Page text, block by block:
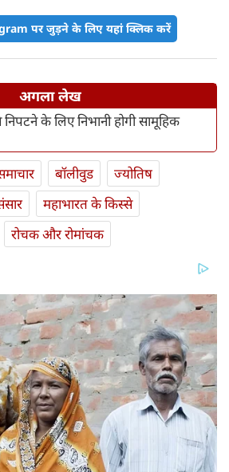
पर जुड़ने के लिए यहां क्लिक करें
अगला लेख
के लिए निभानी होगी सामूहिक
बॉलीवुड
ज्योतिष
महाभारत के किस्से
रोचक और रोमांचक